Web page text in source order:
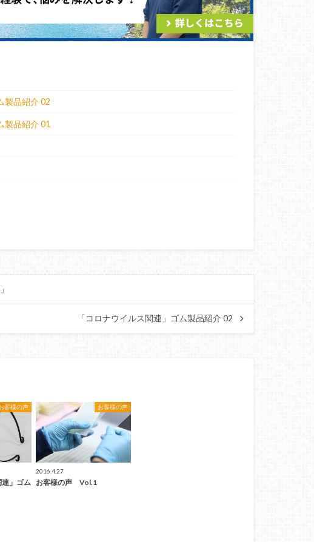
製品紹介 02
製品紹介 01
「コロナウイルス関連」ゴム製品紹介 02
客様の声
連」ゴム
お客様の声
2016.4.27
お客様の声 Vol.1